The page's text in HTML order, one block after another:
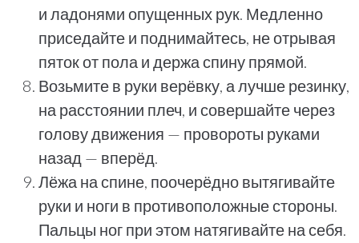
и ладонями опущенных рук. Медленно
приседайте и поднимайтесь, не отрывая
пяток от пола и держа спину прямой.
Возьмите в руки верёвку, а лучше резинку,
на расстоянии плеч, и совершайте через
голову движения — провороты руками
назад — вперёд.
Лёжа на спине, поочерёдно вытягивайте
руки и ноги в противоположные стороны.
Пальцы ног при этом натягивайте на себя.